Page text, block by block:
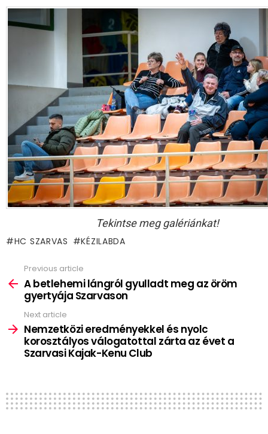
Tekintse meg galériánkat!
HC SZARVAS KÉZILABDA
more
Previous article
A betlehemi lángról gyulladt meg az öröm
gyertyája Szarvason
Next article
Nemzetközi eredményekkel és nyolc
korosztályos válogatottal zárta az évet a
Szarvasi Kajak-Kenu Club